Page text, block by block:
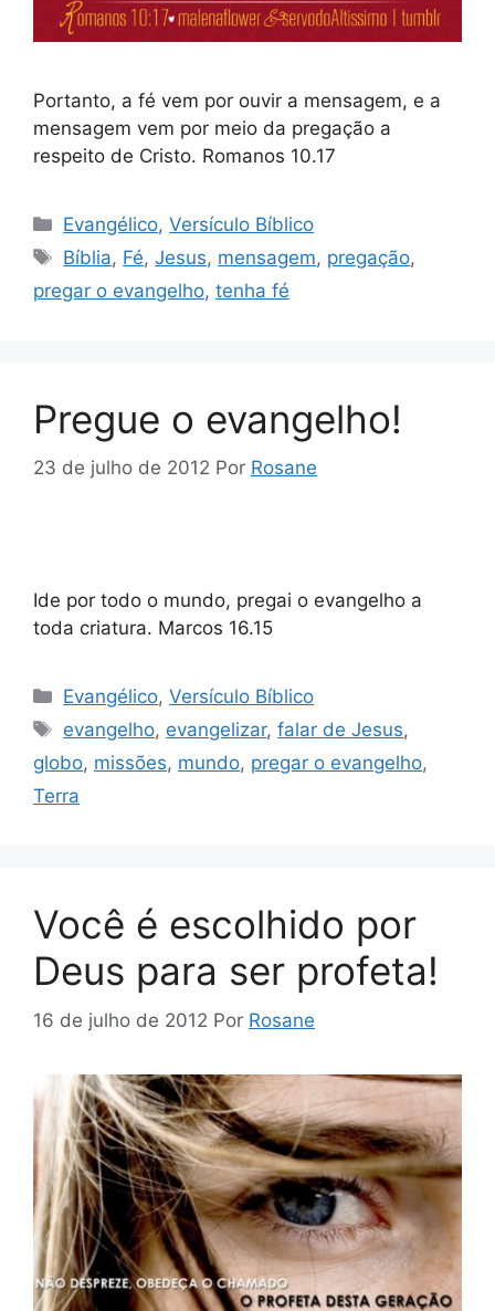
Portanto, a fé vem por ouvir a mensagem, e a
mensagem vem por meio da pregação a
respeito de Cristo. Romanos 10.17
Categorias
Evangélico,Versículo Bíblico
Tags
Bíblia, Fé,Jesus, mensagem, pregação,
pregar o evangelho, tenha fé
Pregue o evangelho!
23 de julho de 2012 Por Rosane
Ide por todo o mundo, pregai o evangelho a
toda criatura. Marcos 16.15
Categorias
Evangélico,Versículo Bíblico
Tags
evangelho, evangelizar,falar de Jesus,
globo, missões, mundo, pregar o evangelho,
Terra
Você é escolhido por
Deus para ser profeta!
16 de julho de 2012 Por Rosane